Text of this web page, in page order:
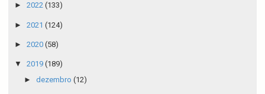
► 2022 (133)
► 2021 (124)
► 2020 (58)
▼ 2019 (189)
► dezembro (12)